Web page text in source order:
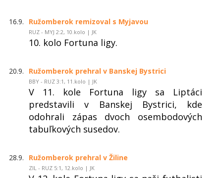
16.9. Ružomberok remizoval s Myjavou
RUZ - MYJ 2:2, 10.kolo | JK
10. kolo Fortuna ligy.
20.9. Ružomberok prehral v Banskej Bystrici
BBY - RUZ 3:1, 11.kolo | JK
V 11. kole Fortuna ligy sa Liptáci
predstavili v Banskej Bystrici, kde
odohrali zápas dvoch osembodových
tabuľkových susedov.
28.9. Ružomberok prehral v Žiline
ZIL - RUZ 5:1, 12.kolo | JK